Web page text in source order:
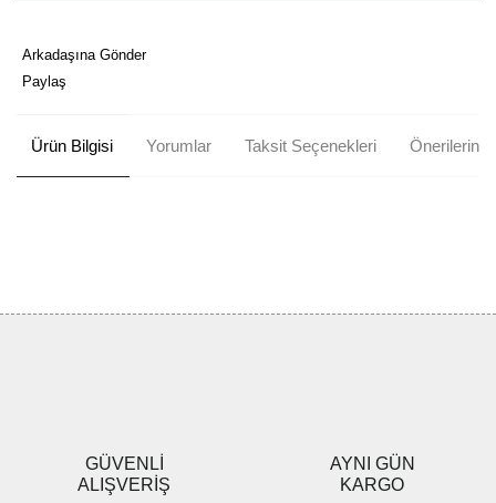
Arkadaşına Gönder
Paylaş
Ürün Bilgisi Yorumlar Taksit Seçenekleri Önerileriniz
Ürün fiyatı diğer sitelerden daha pahalı.
Bu ürüne benzer farklı alternatifler olmalı.
GÜVENLİ
ALIŞVERİŞ
AYNI GÜN
KARGO